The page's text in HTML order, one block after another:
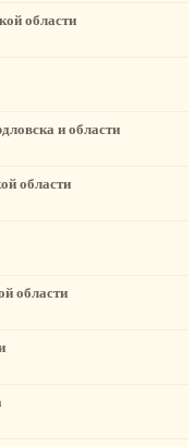
области
и области
области
области